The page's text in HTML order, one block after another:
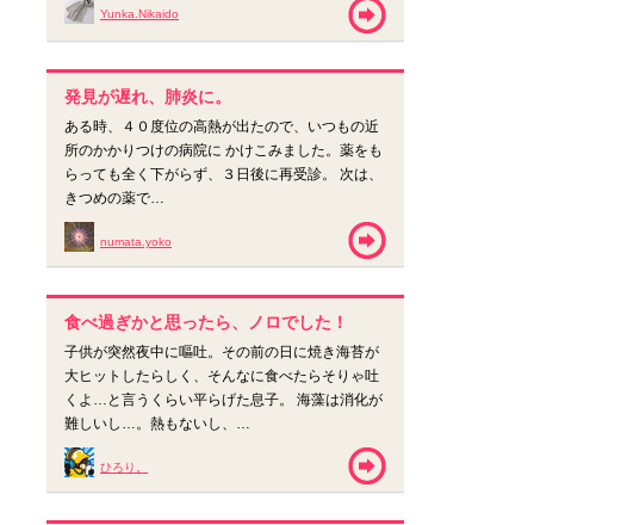
Yunka.Nikaido
発見が遅れ、肺炎に。
ある時、４０度位の高熱が出たので、いつもの近
所のかかりつけの病院に かけこみました。薬をも
らっても全く下がらず、３日後に再受診。 次は、
きつめの薬で…
numata.yoko
食べ過ぎかと思ったら、ノロでした！
子供が突然夜中に嘔吐。その前の日に焼き海苔が
大ヒットしたらしく、そんなに食べたらそりゃ吐
くよ…と言うくらい平らげた息子。 海藻は消化が
難しいし…。熱もないし、…
ひろり。